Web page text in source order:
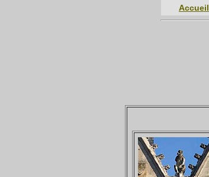
Accueil